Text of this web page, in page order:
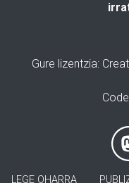
Gure lizentzia:
LEGE OHARRA